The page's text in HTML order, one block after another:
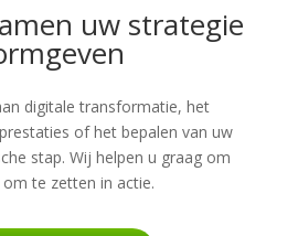
uw strategie
digitale transformatie, het
of het bepalen van uw
stap. Wij helpen u graag om
te zetten in actie.